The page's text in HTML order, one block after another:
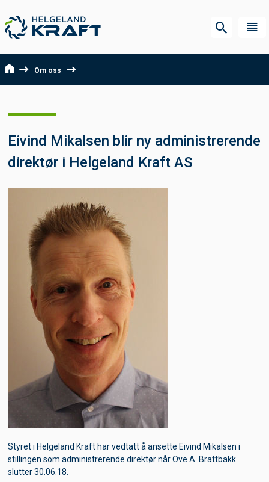
Om oss
Eivind Mikalsen blir ny administrerende
direktør i Helgeland Kraft AS
Styret i Helgeland Kraft har vedtatt å ansette Eivind Mikalsen i
stillingen som administrerende direktør når Ove A. Brattbakk
slutter 30.06.18.